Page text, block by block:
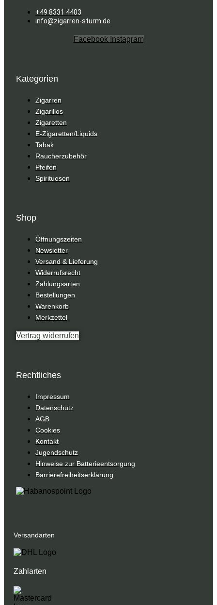
+49 8331 4403
info@zigarren-sturm.de
Facebook Instagram
Kategorien
Zigarren
Zigarillos
Zigaretten
E-Zigaretten/Liquids
Tabak
Raucherzubehör
Pfeifen
Spirituosen
Shop
Öffnungszeiten
Newsletter
Versand & Lieferung
Widerrufsrecht
Zahlungsarten
Bestellungen
Warenkorb
Merkzettel
Vertrag widerrufen
Rechtliches
Impressum
Datenschutz
AGB
Cookies
Kontakt
Jugendschutz
Hinweise zur Batterieentsorgung
Barrierefreiheitserklärung
Versandarten
Zahlarten